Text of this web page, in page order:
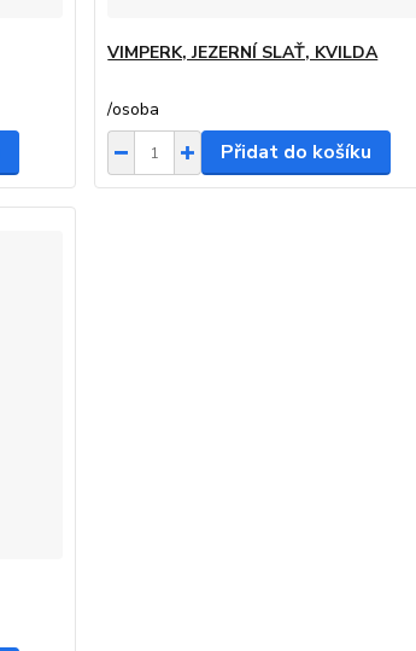
VIMPERK, JEZERNÍ SLAŤ, KVILDA
/osoba
Přidat do košíku